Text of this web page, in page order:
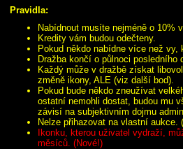
Pravidla:
Nabídnout musíte nejméně o
Kredity vám budou odečteny.
Pokud někdo nabídne více než
Dražba končí o půlnoci posledního
Každý může v dražbě získat
změně ikony, ALE (viz další bod).
Pokud bude někdo zneužívat
ostatní nemohli dostat, budou mu
závisí na subjektivním dojmu
Nelze přihazovat na vlastní aukce.
Ikonku, kterou uživatel vydraží,
měsíců. (Nové!)